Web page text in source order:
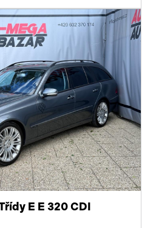
E E 320 CDI